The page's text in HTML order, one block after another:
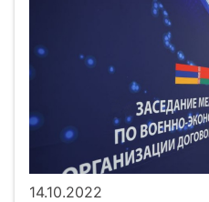
14.10.2022